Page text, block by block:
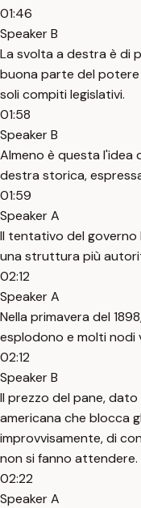
01:46
Speaker B
La svolta a destra è di
buona parte del potere
soli compiti legislativi.
01:58
Speaker B
Almeno è questa l'idea
destra storica,
01:59
Speaker A
Il tentativo del governo
una struttura più
02:12
Speaker A
Nella primavera del
esplodono e molti nodi
02:12
Speaker B
Il prezzo del pane,
americana che blocca
improvvisamente, di
non si fanno attendere.
02:22
Speaker A